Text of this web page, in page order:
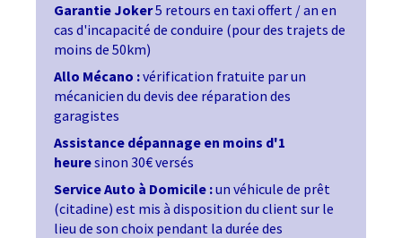
Garantie Joker5 retours en taxi offert / an en
cas d'incapacité de conduire (pour des trajets de
moins de 50km)
Allo Mécano :vérification fratuite par un
mécanicien du devis dee réparation des
garagistes
Assistance dépannage en moins d'1
heuresinon 30€ versés
Service Auto à Domicile :un véhicule de prêt
(citadine) est mis à disposition du client sur le
lieu de son choix pendant la durée des